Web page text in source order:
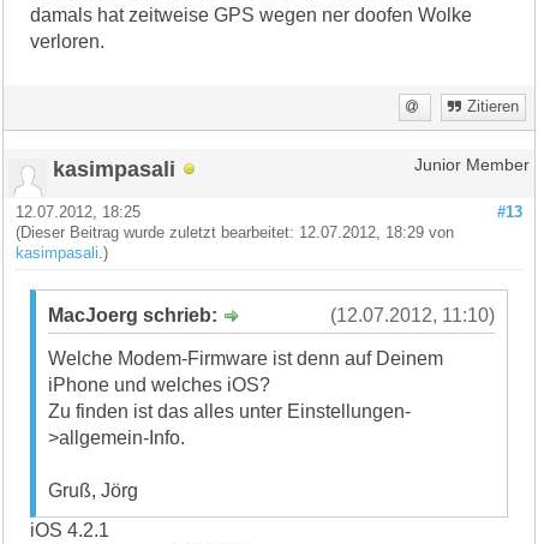
damals hat zeitweise GPS wegen ner doofen Wolke
verloren.
Zitieren
kasimpasali Junior Member
#13
12.07.2012, 18:25
(Dieser Beitrag wurde zuletzt bearbeitet: 12.07.2012, 18:29 von
kasimpasali .)
(12.07.2012, 11:10)
MacJoerg schrieb:
Welche Modem-Firmware ist denn auf Deinem
iPhone und welches iOS?
Zu finden ist das alles unter Einstellungen-
>allgemein-Info.
Gruß, Jörg
iOS 4.2.1